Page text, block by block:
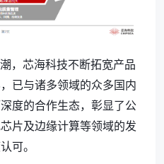
，芯海科技不断拓宽产品
已与诸多领域的众多国内
度的合作生态，彰显了公
片及边缘计算等领域的发
可。